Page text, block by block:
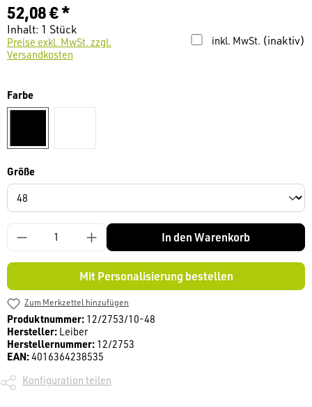
52,08 € *
Inhalt: 1 Stück
inkl. MwSt. (inaktiv)
Preise exkl. MwSt. zzgl.
Versandkosten
Farbeauswählen
Größeauswählen
In den Warenkorb
Mit Personalisierung bestellen
Zum Merkzettel hinzufügen
Produktnummer: 12/2753/10-48
Hersteller: Leiber
Herstellernummer: 12/2753
EAN:4016364238535
Konfiguration teilen